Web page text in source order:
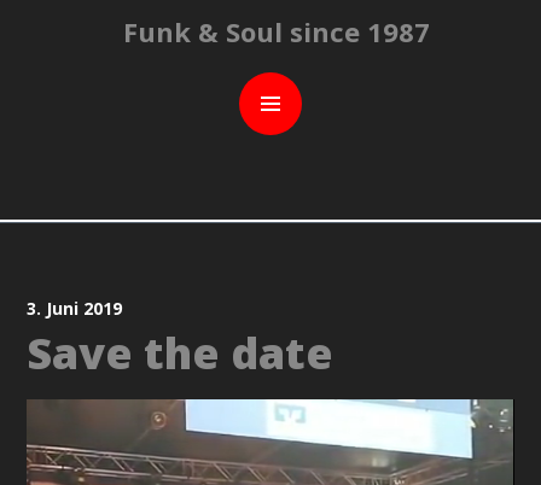
Funk & Soul since 1987
3. Juni 2019
Save the date